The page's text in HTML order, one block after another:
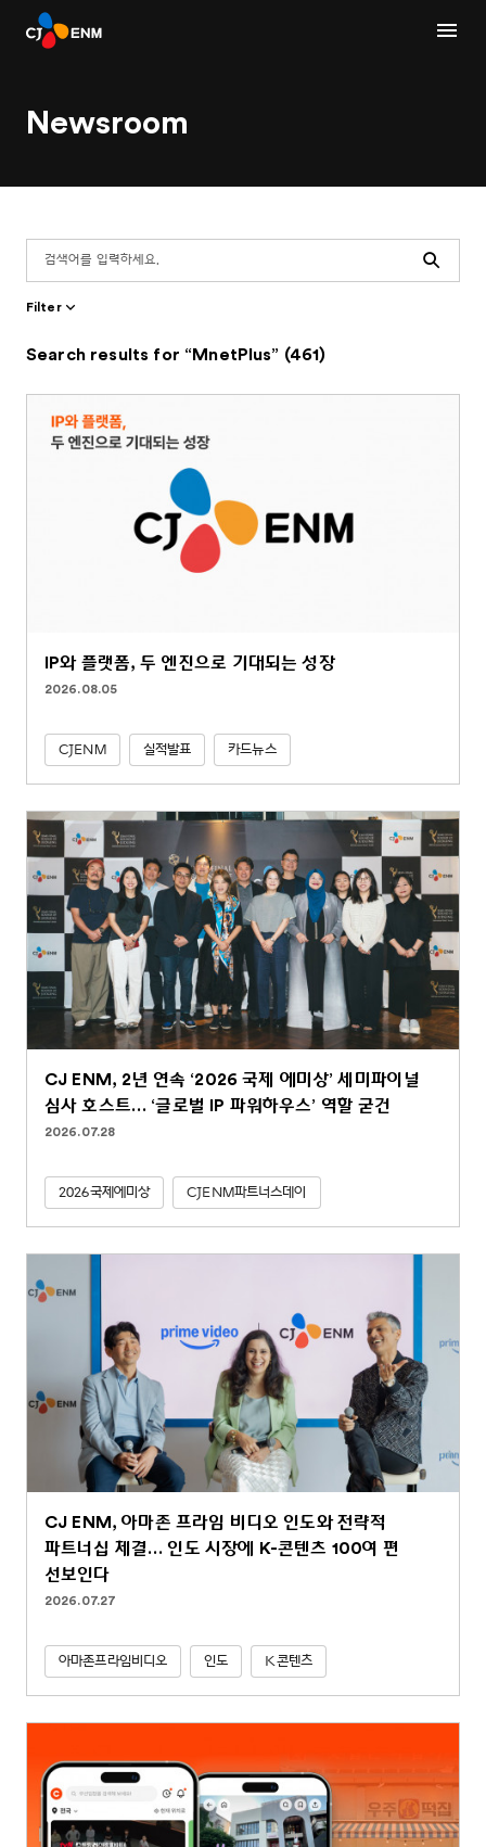
Newsroom
Search
Filter
Search results for “MnetPlus” (461)
IP와 플랫폼, 두 엔진으로 기대되는 성장
2026.08.05
CJENM 실적발표 카드뉴스
CJ ENM, 2년 연속 ‘2026 국제 에미상’ 세미파이널
심사 호스트… ‘글로벌 IP 파워하우스’ 역할 굳건
2026.07.28
2026국제에미상 CJENM파트너스데이
CJ ENM, 아마존 프라임 비디오 인도와 전략적
파트너십 체결… 인도 시장에 K-콘텐츠 100여 편
선보인다
2026.07.27
아마존프라임비디오 인도 K콘텐츠